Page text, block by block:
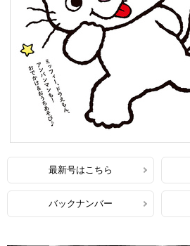
最新号はこちら
バックナンバー